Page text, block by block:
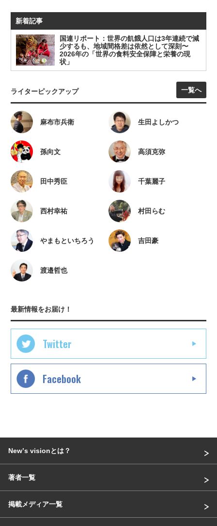
新着記事
国連リポート：世界の飢餓人口は3年連続で減
少するも、地域間格差は依然として深刻〜
2026年の「世界の食料安全保障と栄養の現
状」
ライターピックアップ 一覧へ
麻布市兵衛 生田よしかつ
孫向文 高須克弥
田中秀臣 千葉麗子
西村幸祐 村田らむ
やまもといちろう 吉田豪
渡邉哲也
最新情報をお届け！
Twitter
Facebook
Newʼs visionとは？
著者一覧
掲載メディア一覧